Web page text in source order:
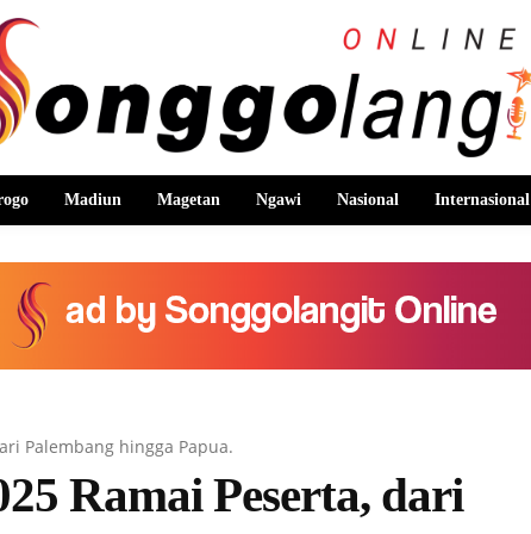
Madiun Magetan Ngawi Nasional Internasional
Palembang hingga Papua.
Ramai Peserta, dari